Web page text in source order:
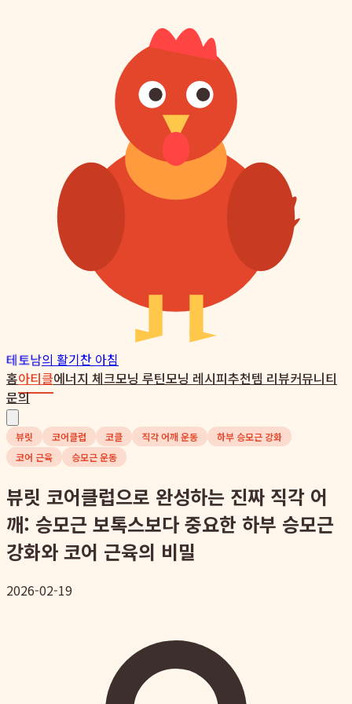
테토남의 활기찬 아침
홈아티클에너지 체크모닝 루틴모닝 레시피추천템 리뷰커뮤니티
문의
뷰릿 코어클럽 코클 직각 어깨 운동
하부 승모근 강화
코어 근육
승모근 운동
뷰릿 코어클럽으로 완성하는 진짜 직각 어
깨: 승모근 보톡스보다 중요한 하부 승모근
강화와 코어 근육의 비밀
2026-02-19